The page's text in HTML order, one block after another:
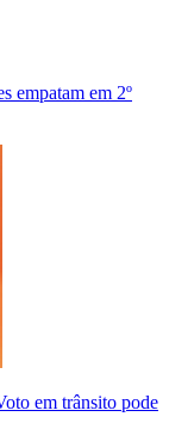
empatam em 2º
em trânsito pode